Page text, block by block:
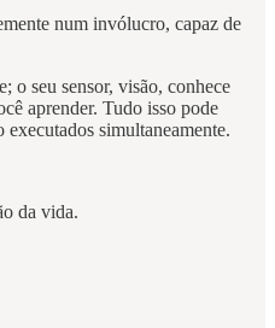
num invólucro, capaz de
o seu sensor, visão, conhece
aprender. Tudo isso pode
simultaneamente.
da vida.